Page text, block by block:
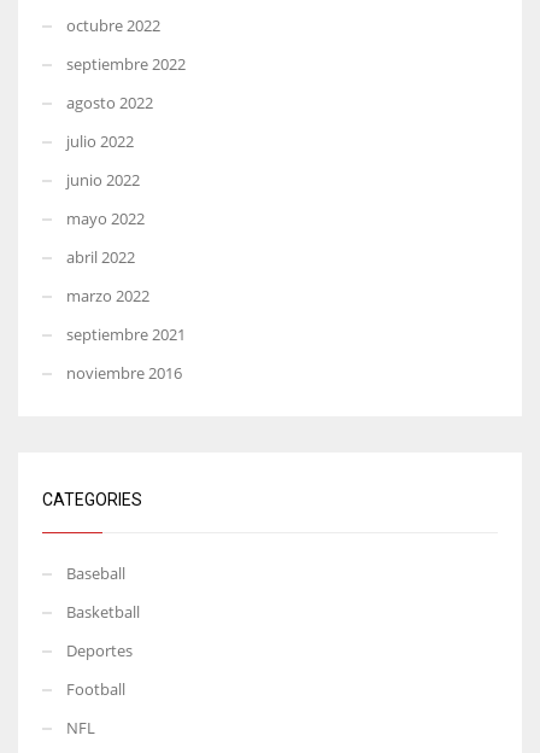
octubre 2022
septiembre 2022
agosto 2022
julio 2022
junio 2022
mayo 2022
abril 2022
marzo 2022
septiembre 2021
noviembre 2016
CATEGORIES
Baseball
Basketball
Deportes
Football
NFL